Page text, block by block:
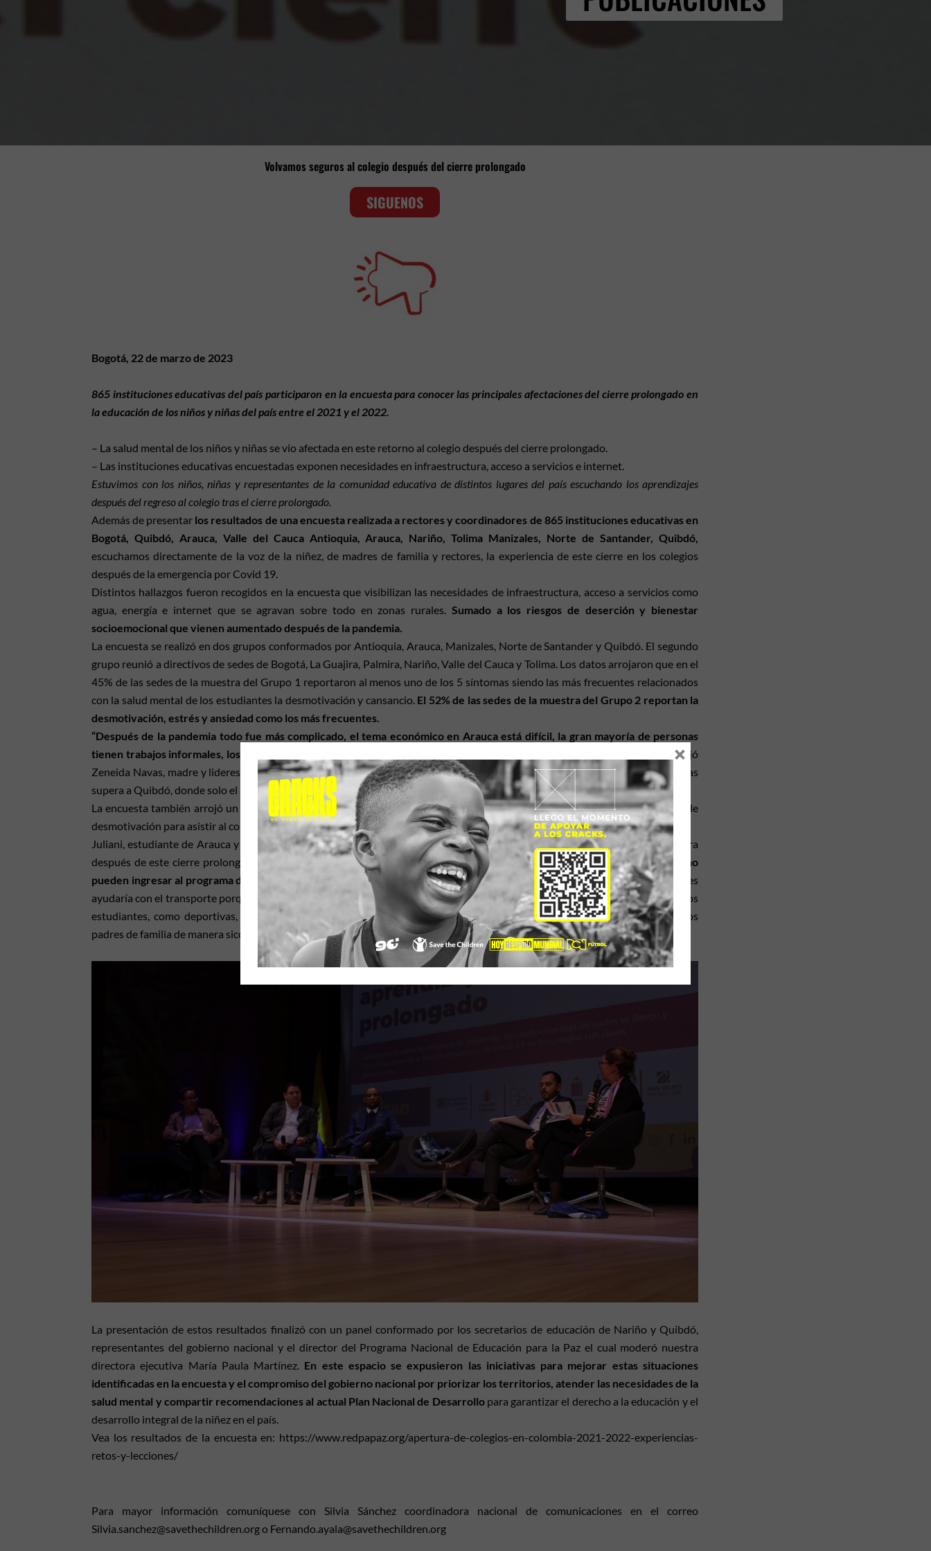
Volvamos seguros al colegio después del cierre prolongado
SIGUENOS
Bogotá, 22 de marzo de 2023
865 instituciones educativas del país participaron en la encuesta para conocer las principales afectaciones del cierre prolongado en
la educación de los niños y niñas del país entre el 2021 y el 2022.
– La salud mental de los niños y niñas se vio afectada en este retorno al colegio después del cierre prolongado.
– Las instituciones educativas encuestadas exponen necesidades en infraestructura, acceso a servicios e internet.
Estuvimos con los niños, niñas y representantes de la comunidad educativa de distintos lugares del país escuchando los aprendizajes
después del regreso al colegio tras el cierre prolongado.
Además de presentar los resultados de una encuesta realizada a rectores y coordinadores de 865 instituciones educativas en
Bogotá, Quibdó, Arauca, Valle del Cauca Antioquia, Arauca, Nariño, Tolima Manizales, Norte de Santander, Quibdó,
escuchamos directamente de la voz de la niñez, de madres de familia y rectores, la experiencia de este cierre en los colegios
después de la emergencia por Covid 19.
Distintos hallazgos fueron recogidos en la encuesta que visibilizan las necesidades de infraestructura, acceso a servicios como
agua, energía e internet que se agravan sobre todo en zonas rurales. Sumado a los riesgos de deserción y bienestar
socioemocional que vienen aumentado después de la pandemia.
La encuesta se realizó en dos grupos conformados por Antioquia, Arauca, Manizales, Norte de Santander y Quibdó. El segundo
grupo reunió a directivos de sedes de Bogotá, La Guajira, Palmira, Nariño, Valle del Cauca y Tolima. Los datos arrojaron que en el
45% de las sedes de la muestra del Grupo 1 reportaron al menos uno de los 5 síntomas siendo las más frecuentes relacionados
con la salud mental de los estudiantes la desmotivación y cansancio. El 52% de las sedes de la muestra del Grupo 2 reportan la
desmotivación, estrés y ansiedad como los más frecuentes.
“Después de la pandemia todo fue más complicado, el tema económico en Arauca está difícil, la gran mayoría de personas
tienen trabajos informales, los niños tienen que salir a trabajar para ayudar a sus familias”
fue una de las reflexiones que dejó
Zeneida Navas, madre y lideresa de Arauca. En esta ciudad el 56% de las sedes educativas cuentan con acceso al agua y apenas
supera a Quibdó, donde solo el 20% de las sedes educativas cuentan con la posibilidad de disfrutar este derecho.
La encuesta también arrojó un dato importante sobre la salud mental de los niños y niñas en los que se encuentran índices de
desmotivación para asistir al colegio del 34% y 38% sobre el total de las sedes educativas encuestadas.
Juliani, estudiante de Arauca y participante de Save the Children Colombia, contó a los/las asistentes que, si ella fuese rectora
después de este cierre prolongado,
“acompañaría a los niños y niñas con apoyo económico ya que todos los estudiantes no
pueden ingresar al programa de alimentación y muchos lo necesitan,muchos a veces van sin comer al colegio, por ejemplo, les
ayudaría con el transporte porque tiene cupos limitados. También se debe reforzar la creatividad y también las habilidades de los
estudiantes, como deportivas, artísticas, de canto, baile, conocer acerca de las emociones, de los sentimientos, ayudar a los
padres de familia de manera sicológica y emocional.”
La presentación de estos resultados finalizó con un panel conformado por los secretarios de educación de Nariño y Quibdó,
representantes del gobierno nacional y el director del Programa Nacional de Educación para la Paz el cual moderó nuestra
directora ejecutiva María Paula Martínez. En este espacio se expusieron las iniciativas para mejorar estas situaciones
identificadas en la encuesta y el compromiso del gobierno nacional por priorizar los territorios, atender las necesidades de la
salud mental y compartir recomendaciones al actual Plan Nacional de Desarrollo para garantizar el derecho a la educación y el
desarrollo integral de la niñez en el país.
Vea los resultados de la encuesta en: https://www.redpapaz.org/apertura-de-colegios-en-colombia-2021-2022-experiencias-
retos-y-lecciones/
Para mayor información comuníquese con Silvia Sánchez coordinadora nacional de comunicaciones en el correo
Silvia.sanchez@savethechildren.org o Fernando.ayala@savethechildren.org
×